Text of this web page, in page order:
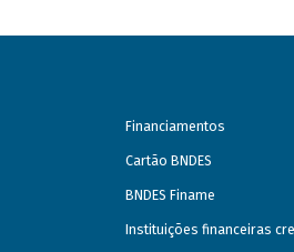
Financiamentos
Cartão BNDES
BNDES Finame
Instituições financeiras